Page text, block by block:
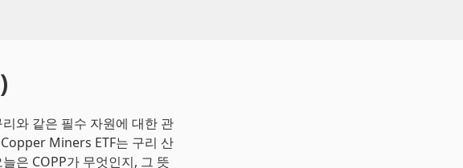
와 같은 필수 자원에 대한 관
Miners ETF는 구리 산
은 COPP가 무엇인지, 그 뜻